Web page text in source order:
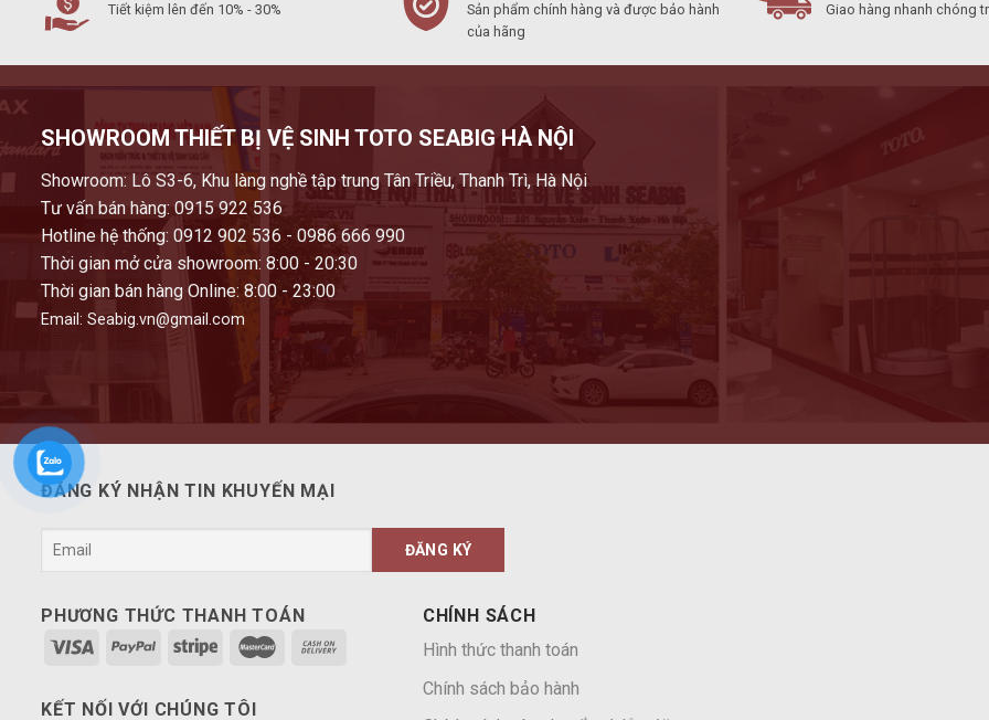
Tiết kiệm lên đến 10% - 30%
Sản phẩm chính hàng và được bảo hành
của hãng
Giao hàng nhanh chóng
SHOWROOM THIẾT BỊ VỆ SINH TOTO SEABIG HÀ NỘI
Showroom: Lô S3-6, Khu làng nghề tập trung Tân Triều, Thanh Trì, Hà Nội
Tư vấn bán hàng: 0915 922 536
Hotline hệ thống: 0912 902 536 - 0986 666 990
Thời gian mở cửa showroom: 8:00 - 20:30
Thời gian bán hàng Online: 8:00 - 23:00
Email: Seabig.vn@gmail.com
ĐĂNG KÝ NHẬN TIN KHUYẾN MẠI
PHƯƠNG THỨC THANH TOÁN
KẾT NỐI VỚI CHÚNG TÔI
CHÍNH SÁCH
Hình thức thanh toán
Chính sách bảo hành